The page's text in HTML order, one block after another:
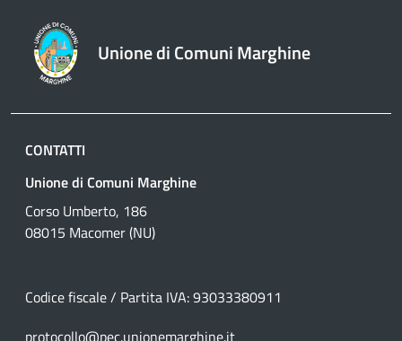
Unione di Comuni Marghine
CONTATTI
Unione di Comuni Marghine
Corso Umberto, 186
08015 Macomer (NU)
Codice fiscale / Partita IVA: 93033380911
protocollo@pec.unionemarghine.it